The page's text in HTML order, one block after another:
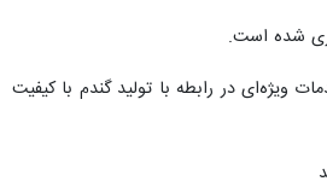
ویژه‌ای در رابطه با تولید گندم با کیفیت